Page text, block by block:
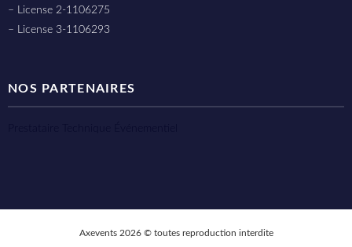
– License 2-1106275
– License 3-1106293
NOS PARTENAIRES
Axevents 2026 © toutes reproduction interdite